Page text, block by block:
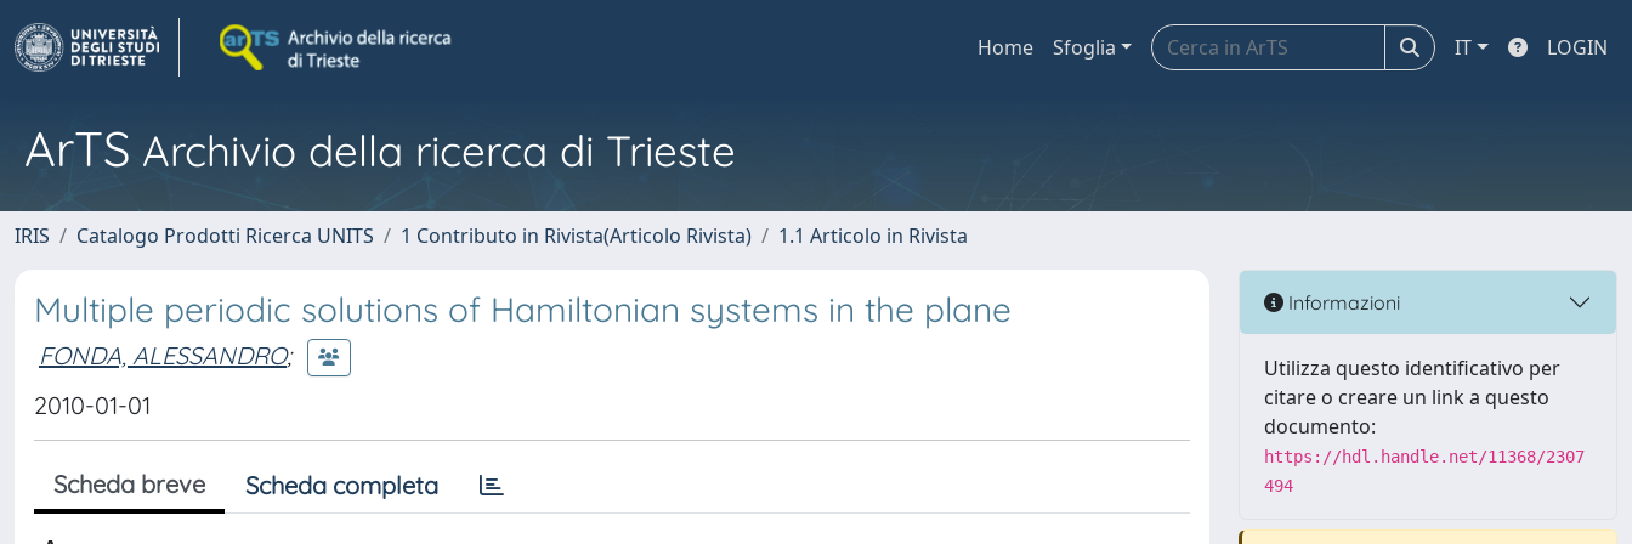
Home Sfoglia IT LOGIN
ArTS Archivio della ricerca di Trieste
IRIS Catalogo Prodotti Ricerca UNITS 1 Contributo in Rivista(Articolo Rivista) 1.1 Articolo in Rivista
Multiple periodic solutions of Hamiltonian systems in the plane
FONDA, ALESSANDRO;
2010-01-01
Scheda breve Scheda completa
Informazioni
Utilizza questo identificativo per
citare o creare un link a questo
documento:
https://hdl.handle.net/11368/2307
494